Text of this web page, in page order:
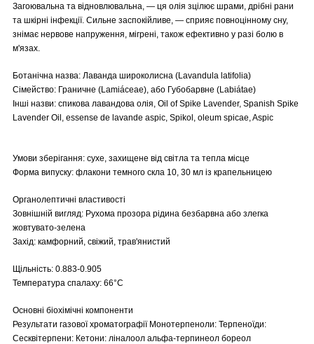
Загоювальна та відновлювальна, — ця олія зцілює шрами, дрібні рани
та шкірні інфекції. Сильне заспокійливе, — сприяє повноцінному сну,
знімає нервове напруження, мігрені, також ефективно у разі болю в
м'язах.
Ботанічна назва: Лаванда широколисна (Lavandula latifolia)
Сімейство: Граничне (Lamiáceae), або Губобарвне (Labiátae)
Інші назви: спикова лавандова олія, Oil of Spike Lavender, Spanish Spike
Lavender Oil, essense de lavande aspic, Spikol, oleum spicae, Aspic
Умови зберігання: сухе, захищене від світла та тепла місце
Форма випуску: флакони темного скла 10, 30 мл із крапельницею
Органолептичні властивості
Зовнішній вигляд: Рухома прозора рідина безбарвна або злегка
жовтувато-зелена
Захід: камфорний, свіжий, трав'янистий
Щільність: 0.883-0.905
Температура спалаху: 66°C
Основні біохімічні компоненти
Результати газової хроматографії Монотерпеноли: Терпеноїди:
Сесквітерпени: Кетони: ліналоол альфа-терпинеол бореол